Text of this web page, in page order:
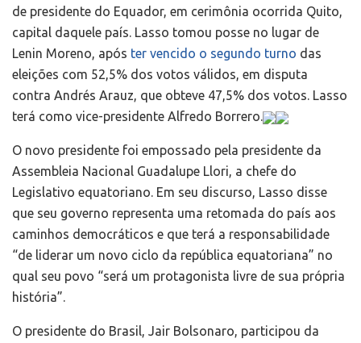
de presidente do Equador, em cerimônia ocorrida Quito,
capital daquele país. Lasso tomou posse no lugar de
Lenin Moreno, após ter vencido o segundo turno das
eleições com 52,5% dos votos válidos, em disputa
contra Andrés Arauz, que obteve 47,5% dos votos. Lasso
terá como vice-presidente Alfredo Borrero.
O novo presidente foi empossado pela presidente da
Assembleia Nacional Guadalupe Llori, a chefe do
Legislativo equatoriano. Em seu discurso, Lasso disse
que seu governo representa uma retomada do país aos
caminhos democráticos e que terá a responsabilidade
“de liderar um novo ciclo da república equatoriana” no
qual seu povo “será um protagonista livre de sua própria
história”.
O presidente do Brasil, Jair Bolsonaro, participou da